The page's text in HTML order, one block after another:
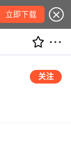
立即下载
关注